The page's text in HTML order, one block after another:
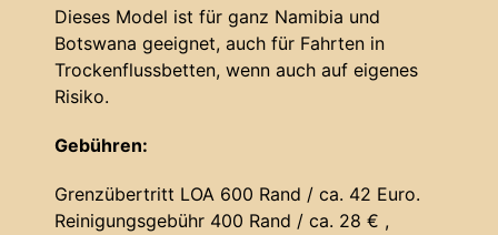
Dieses Model ist für ganz Namibia und
Botswana geeignet, auch für Fahrten in
Trockenflussbetten, wenn auch auf eigenes
Risiko.
Gebühren:
Grenzübertritt LOA 600 Rand / ca. 42 Euro.
Reinigungsgebühr 400 Rand / ca. 28 € ,